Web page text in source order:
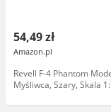
54,49 zł
Amazon.pl
Revell F-4 Phantom
Myśliwca, Szary, Skala